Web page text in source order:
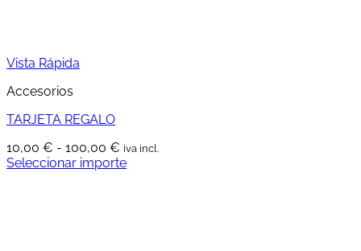
Vista Rápida
Accesorios
TARJETA REGALO
10,00 € - 100,00 € Rango
de
iva incl.
Seleccionar importe